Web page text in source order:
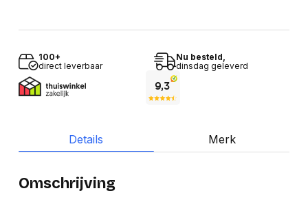
100+
direct leverbaar
Nu besteld,
dinsdag geleverd
Details Merk
Omschrijving